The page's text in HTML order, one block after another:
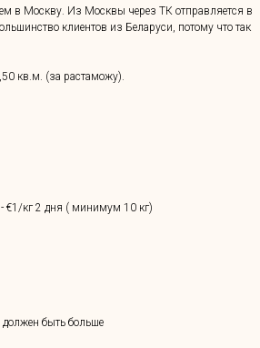
в Москву. Из Москвы через ТК отправляется в
клиентов из Беларуси, потому что так
кв.м. (за растаможу).
€1/кг 2 дня ( минимум 10 кг)
быть больше